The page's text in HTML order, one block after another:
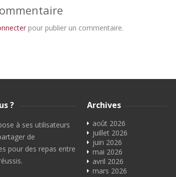
pour publier un commentaire.
?
à ses utilisateurs
de
pour des repas entre
Archives
août 2026
juillet 2026
juin 2026
mai 2026
avril 2026
mars 2026